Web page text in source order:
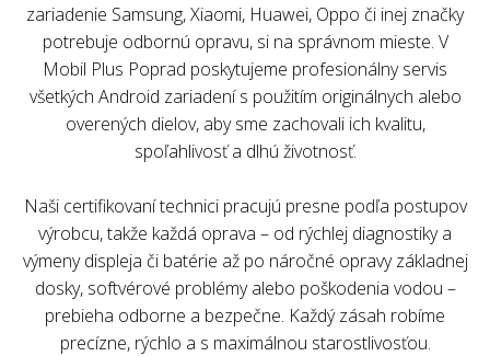
zariadenie Samsung, Xiaomi, Huawei, Oppo či inej značky
potrebuje odbornú opravu, si na správnom mieste. V
Mobil Plus Poprad poskytujeme profesionálny servis
všetkých Android zariadení s použitím originálnych alebo
overených dielov, aby sme zachovali ich kvalitu,
spoľahlivosť a dlhú životnosť.
Naši certifikovaní technici pracujú presne podľa postupov
výrobcu, takže každá oprava – od rýchlej diagnostiky a
výmeny displeja či batérie až po náročné opravy základnej
dosky, softvérové problémy alebo poškodenia vodou –
prebieha odborne a bezpečne. Každý zásah robíme
precízne, rýchlo a s maximálnou starostlivosťou.